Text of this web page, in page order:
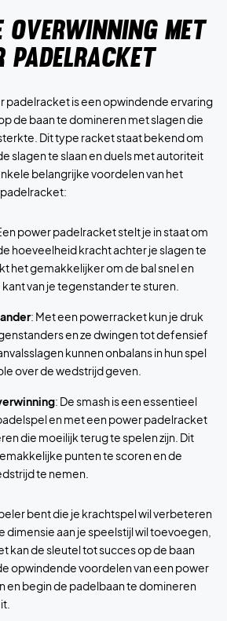
overwinning met
padelracket
padelracket is een opwindende ervaring
de baan te domineren met slagen die
Dit type racket staat bekend om
slagen te slaan en duels met autoriteit
belangrijke voordelen van het
power padelracket stelt je in staat om
hoeveelheid kracht achter je slagen te
het gemakkelijker om de bal snel en
van je tegenstander te sturen.
: Met een powerracket kun je druk
en ze dwingen tot defensief
kunnen onbalans in hun spel
over de wedstrijd geven.
: De smash is een essentieel
en met een power padelracket
die moeilijk terug te spelen zijn. Dit
punten te scoren en de
te nemen.
bent die je krachtspel wil verbeteren
aan je speelstijl wil toevoegen,
kan de sleutel tot succes op de baan
opwindende voordelen van een power
en begin de padelbaan te domineren